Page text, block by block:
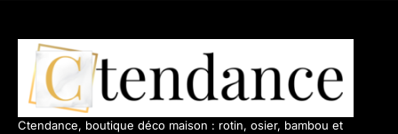
Ctendance, boutique déco maison : rotin, osier, bambou et